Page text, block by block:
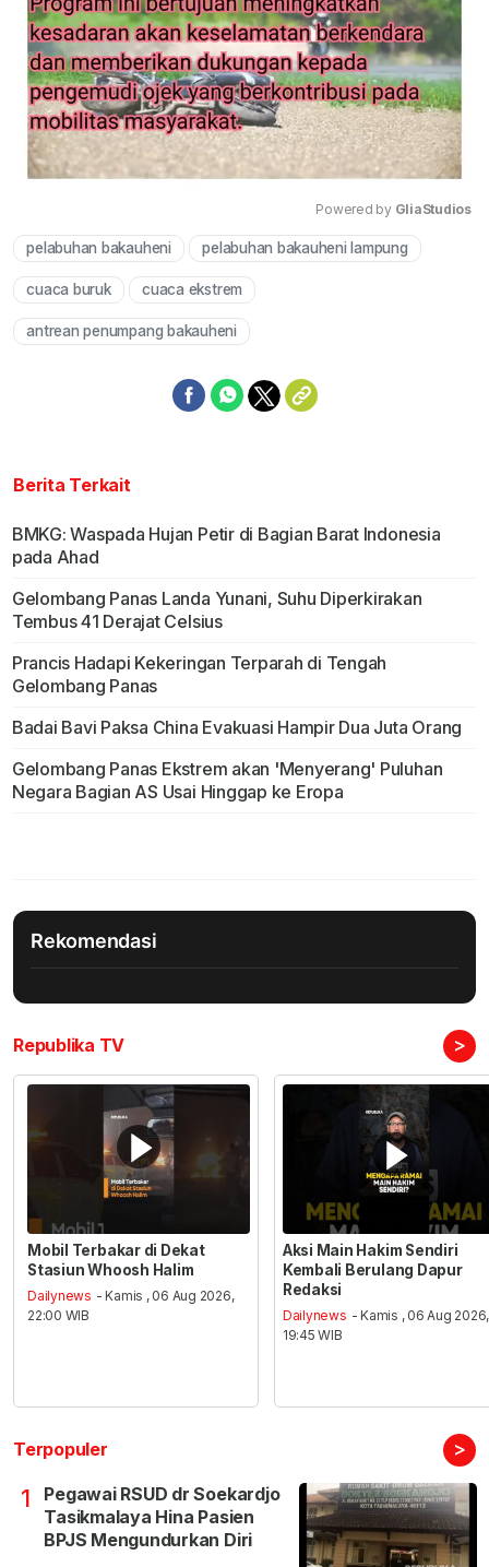
Mute
Powered by GliaStudios
pelabuhan bakauheni pelabuhan bakauheni lampung
cuaca buruk cuaca ekstrem
antrean penumpang bakauheni
Berita Terkait
BMKG: Waspada Hujan Petir di Bagian Barat Indonesia
pada Ahad
Gelombang Panas Landa Yunani, Suhu Diperkirakan
Tembus 41 Derajat Celsius
Prancis Hadapi Kekeringan Terparah di Tengah
Gelombang Panas
Badai Bavi Paksa China Evakuasi Hampir Dua Juta Orang
Gelombang Panas Ekstrem akan 'Menyerang' Puluhan
Negara Bagian AS Usai Hinggap ke Eropa
Rekomendasi
Republika TV >
Mobil Terbakar di Dekat
Stasiun Whoosh Halim
Dailynews - Kamis , 06 Aug 2026,
22:00 WIB
Aksi Main Hakim Sendiri
Kembali Berulang Dapur
Redaksi
Dailynews - Kamis , 06 Aug 2026,
19:45 WIB
Terpopuler >
1
Pegawai RSUD dr Soekardjo
Tasikmalaya Hina Pasien
BPJS Mengundurkan Diri